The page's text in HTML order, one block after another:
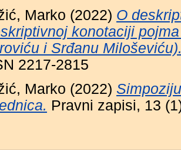
Marko (2022) O
konotaciji
i Srđanu
2217-2815
Marko (2022)
Pravni zapisi, 13